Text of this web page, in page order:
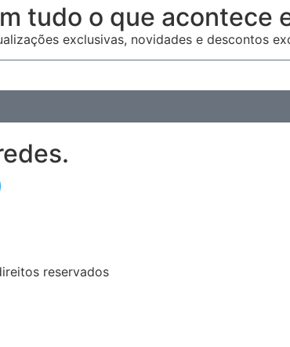
tudo o que acontece
exclusivas, novidades e descontos
reservados